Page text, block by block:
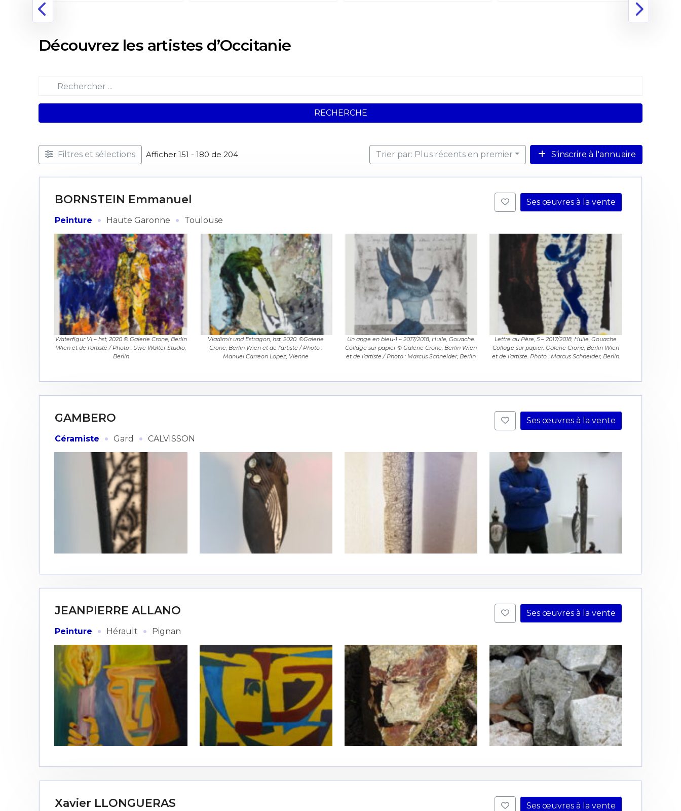
Prénom
Statut / Organisation
termes et conditions
* Champ obligatoire
Statut / Organisation
Découvrez les artistes d’Occitanie
RECHERCHE
Filtres et sélections Afficher 151 - 180 de 204 Trier par: Plus récents en premier S'inscrire à l'annuaire
BORNSTEIN Emmanuel
Peinture · Haute Garonne · Toulouse
Ses œuvres à la vente
Waterfigur VI – hst, 2020 © Galerie Crone, Berlin
Wien et de l’artiste / Photo : Uwe Walter Studio,
Berlin
Vladimir und Estragon, hst, 2020. ©Galerie
Crone, Berlin Wien et de l’artiste / Photo :
Manuel Carreon Lopez, Vienne
Un ange en bleu-1 – 2017/2018, Huile, Gouache.
Collage sur papier © Galerie Crone, Berlin Wien
et de l’artiste / Photo : Marcus Schneider, Berlin
Lettre au Père, 5 – 2017/2018, Huile, Gouache.
Collage sur papier. Galerie Crone, Berlin Wien
et de l’artiste. Photo : Marcus Schneider, Berlin.
GAMBERO
Céramiste · Gard · CALVISSON
Ses œuvres à la vente
JEANPIERRE ALLANO
Peinture · Hérault · Pignan
Ses œuvres à la vente
Xavier LLONGUERAS Ses œuvres à la vente